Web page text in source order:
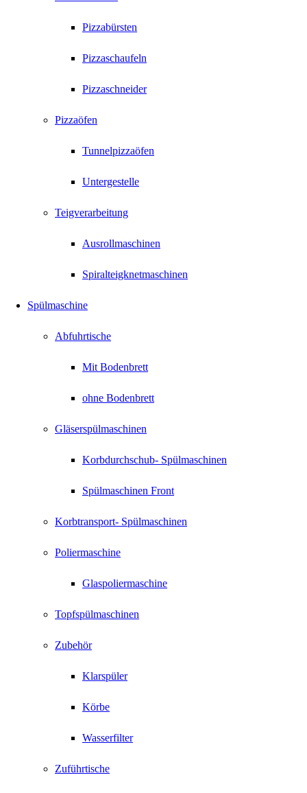
Pizzabürsten
Pizzaschaufeln
Pizzaschneider
Pizzaöfen
Tunnelpizzaöfen
Untergestelle
Teigverarbeitung
Ausrollmaschinen
Spiralteigknetmaschinen
Spülmaschine
Abfuhrtische
Mit Bodenbrett
ohne Bodenbrett
Gläserspülmaschinen
Korbdurchschub- Spülmaschinen
Spülmaschinen Front
Korbtransport- Spülmaschinen
Poliermaschine
Glaspoliermaschine
Topfspülmaschinen
Zubehör
Klarspüler
Körbe
Wasserfilter
Zuführtische